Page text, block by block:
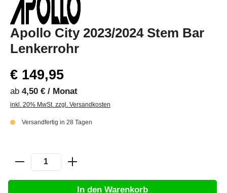
Apollo City 2023/2024 Stem Bar
Lenkerrohr
€ 149,95
ab 4,50 € / Monat
inkl. 20% MwSt. zzgl. Versandkosten
Versandfertig in 28 Tagen
In den Warenkorb